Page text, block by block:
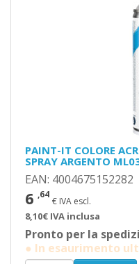
PAINT-IT COLORE
SPRAY ARGENTO
EAN: 4004675152282
6 ,64
€ IVA escl.
8,10€ IVA inclusa
Pronto per la
● In esaurimento